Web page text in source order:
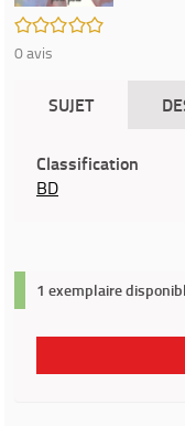
/5
0avis
SUJET
Classification
BD
1 exemplaire